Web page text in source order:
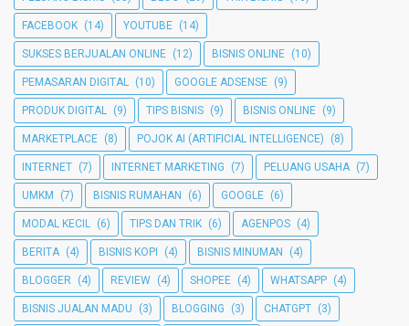
FACEBOOK (14) YOUTUBE (14)
SUKSES BERJUALAN ONLINE (12) BISNIS ONLINE (10)
PEMASARAN DIGITAL (10) GOOGLE ADSENSE (9)
PRODUK DIGITAL (9) TIPS BISNIS (9) BISNIS ONLINE (9)
MARKETPLACE (8) POJOK AI (ARTIFICIAL INTELLIGENCE) (8)
INTERNET (7) INTERNET MARKETING (7) PELUANG USAHA (7)
UMKM (7) BISNIS RUMAHAN (6) GOOGLE (6)
MODAL KECIL (6) TIPS DAN TRIK (6) AGENPOS (4)
BERITA (4) BISNIS KOPI (4) BISNIS MINUMAN (4)
BLOGGER (4) REVIEW (4) SHOPEE (4) WHATSAPP (4)
BISNIS JUALAN MADU (3) BLOGGING (3) CHATGPT (3)